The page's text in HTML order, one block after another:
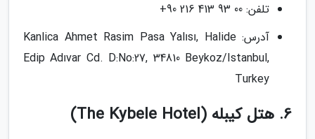
تلفن: 00 93 413 216 90+
آدرس: Kanlica Ahmet Rasim Pasa Yalısı, Halide
Edip Adıvar Cd. D:No:27, 34810 Beykoz/Istanbul,
Turkey
6. هتل کیبله (The Kybele Hotel)